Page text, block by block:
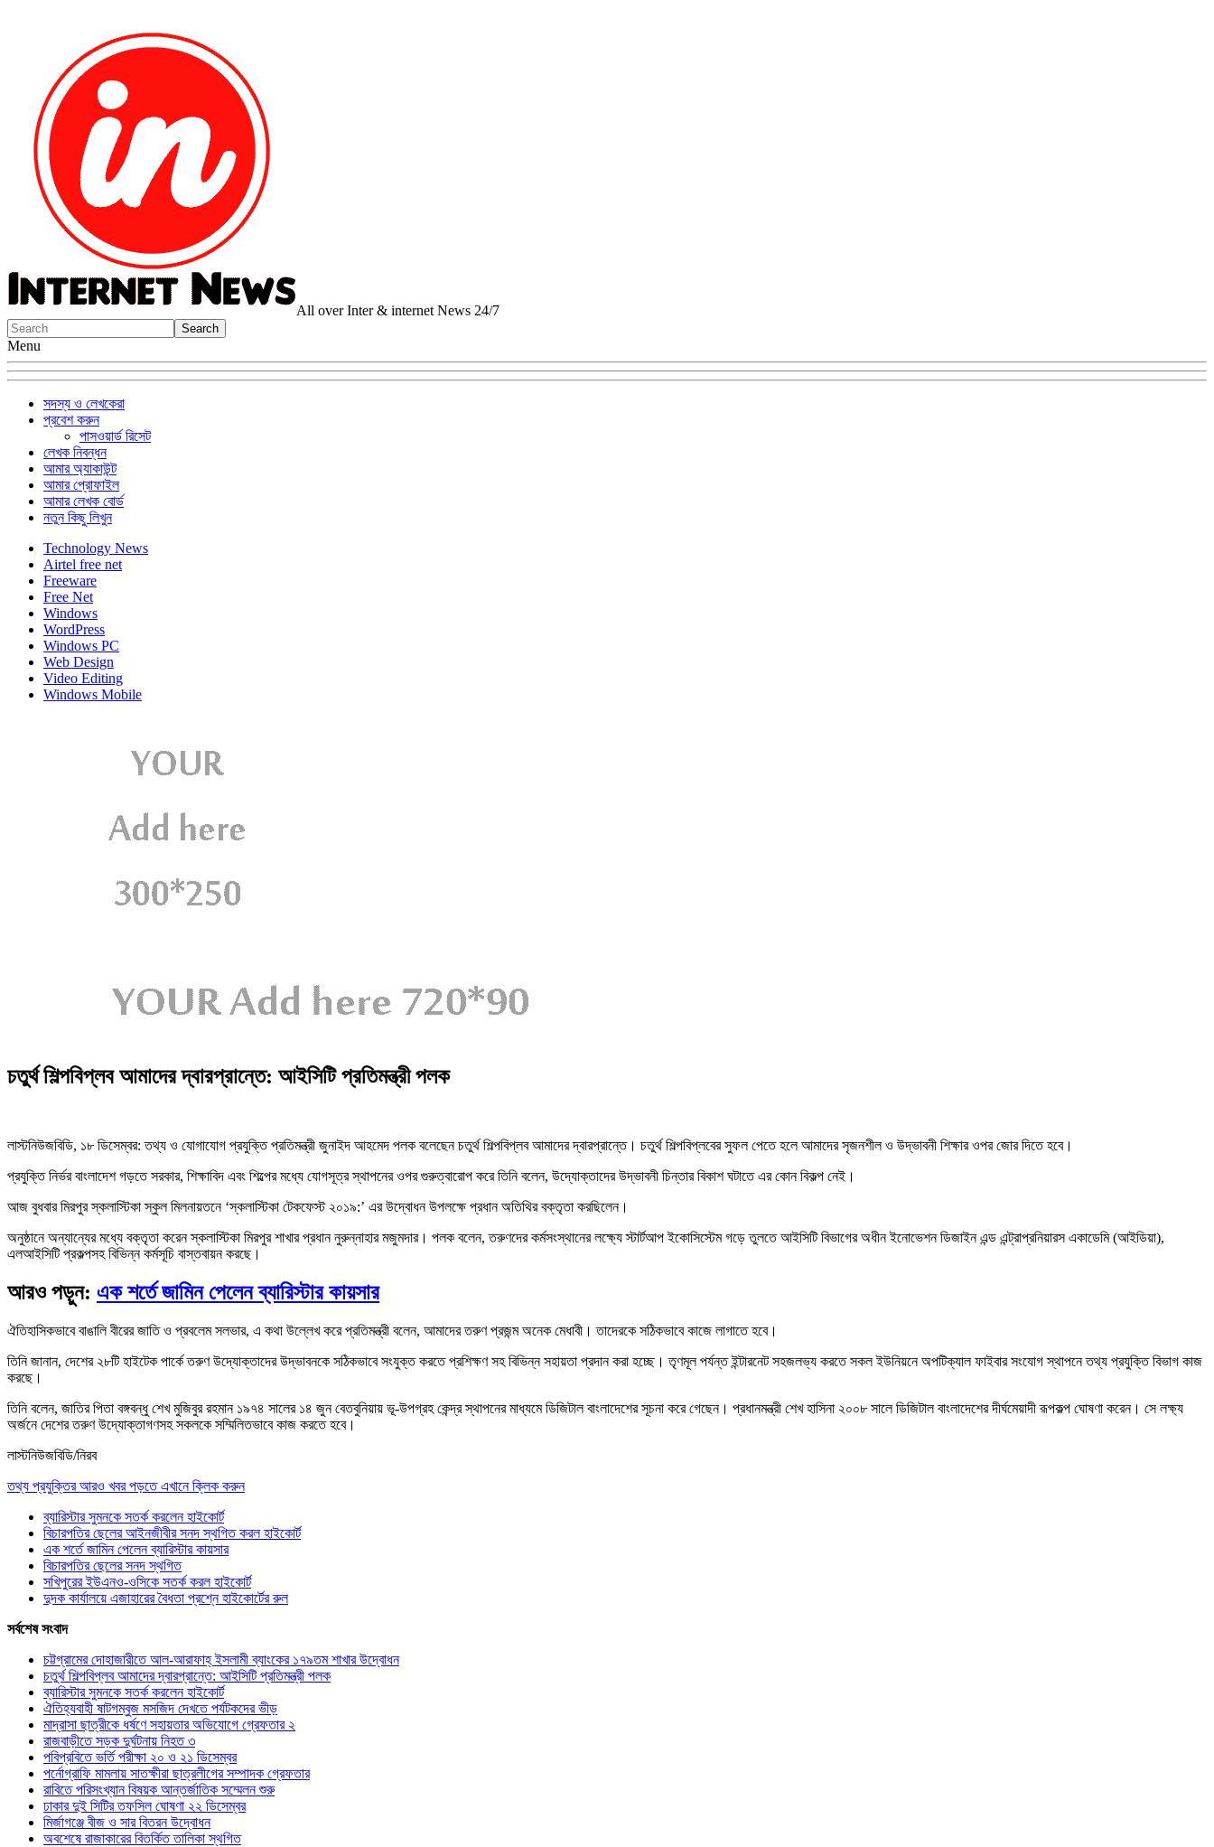
All over Inter & internet News 24/7
Menu
সদস্য ও লেখকেরা
প্রবেশ করুন
পাসওয়ার্ড রিসেট
লেখক নিবন্ধন
আমার অ্যাকাউন্ট
আমার প্রোফাইল
আমার লেখক বোর্ড
নতুন কিছু লিখুন
Technology News
Airtel free net
Freeware
Free Net
Windows
WordPress
Windows PC
Web Design
Video Editing
Windows Mobile
চতুর্থ শিল্পবিপ্লব আমাদের দ্বারপ্রান্তে: আইসিটি প্রতিমন্ত্রী পলক
লাস্টনিউজবিডি, ১৮ ডিসেম্বর: তথ্য ও যোগাযোগ প্রযুক্তি প্রতিমন্ত্রী জুনাইদ আহমেদ পলক বলেছেন চতুর্থ শিল্পবিপ্লব আমাদের দ্বারপ্রান্তে। চতুর্থ শিল্পবিপ্লবের সুফল পেতে হলে আমাদের সৃজনশীল ও উদ্ভাবনী শিক্ষার ওপর জোর দিতে হবে।
প্রযুক্তি নির্ভর বাংলাদেশ গড়তে সরকার, শিক্ষাবিদ এবং শিল্পের মধ্যে যোগসূত্র স্থাপনের ওপর গুরুত্বারোপ করে তিনি বলেন, উদ্যোক্তাদের উদ্ভাবনী চিন্তার বিকাশ ঘটাতে এর কোন বিকল্প নেই।
আজ বুধবার মিরপুর স্কলাস্টিকা স্কুল মিলনায়তনে ‘স্কলাস্টিকা টেকফেস্ট ২০১৯:’ এর উদ্বোধন উপলক্ষে প্রধান অতিথির বক্তৃতা করছিলেন।
অনুষ্ঠানে অন্যান্যের মধ্যে বক্তৃতা করেন স্কলাস্টিকা মিরপুর শাখার প্রধান নুরুন্নাহার মজুমদার। পলক বলেন, তরুণদের কর্মসংস্থানের লক্ষ্যে স্টার্টআপ ইকোসিস্টেম গড়ে তুলতে আইসিটি বিভাগের অধীন ইনোভেশন ডিজাইন এন্ড এন্ট্রাপ্রনিয়ারস একাডেমি (আইডিয়া),
এলআইসিটি প্রকল্পসহ বিভিন্ন কর্মসূচি বাস্তবায়ন করছে।
আরও পড়ুন: এক শর্তে জামিন পেলেন ব্যারিস্টার কায়সার
ঐতিহাসিকভাবে বাঙালি বীরের জাতি ও প্রবলেম সলভার, এ কথা উল্লেখ করে প্রতিমন্ত্রী বলেন, আমাদের তরুণ প্রজন্ম অনেক মেধাবী। তাদেরকে সঠিকভাবে কাজে লাগাতে হবে।
তিনি জানান, দেশের ২৮টি হাইটেক পার্কে তরুণ উদ্যোক্তাদের উদ্ভাবনকে সঠিকভাবে সংযুক্ত করতে প্রশিক্ষণ সহ বিভিন্ন সহায়তা প্রদান করা হচ্ছে। তৃণমূল পর্যন্ত ইন্টারনেট সহজলভ্য করতে সকল ইউনিয়নে অপটিক্যাল ফাইবার সংযোগ স্থাপনে তথ্য প্রযুক্তি বিভাগ কাজ
করছে।
তিনি বলেন, জাতির পিতা বঙ্গবন্ধু শেখ মুজিবুর রহমান ১৯৭৪ সালের ১৪ জুন বেতবুনিয়ায় ভূ-উপগ্রহ কেন্দ্র স্থাপনের মাধ্যমে ডিজিটাল বাংলাদেশের সূচনা করে গেছেন। প্রধানমন্ত্রী শেখ হাসিনা ২০০৮ সালে ডিজিটাল বাংলাদেশের দীর্ঘমেয়াদী রূপকল্প ঘোষণা করেন। সে লক্ষ্য
অর্জনে দেশের তরুণ উদ্যোক্তাগণসহ সকলকে সম্মিলিতভাবে কাজ করতে হবে।
লাস্টনিউজবিডি/নিরব
তথ্য প্রযুক্তির আরও খবর পড়তে এখানে ক্লিক করুন
ব্যারিস্টার সুমনকে সতর্ক করলেন হাইকোর্ট
বিচারপতির ছেলের আইনজীবীর সনদ স্থগিত করল হাইকোর্ট
এক শর্তে জামিন পেলেন ব্যারিস্টার কায়সার
বিচারপতির ছেলের সনদ স্থগিত
সখিপুরের ইউএনও-ওসিকে সতর্ক করল হাইকোর্ট
দুদক কার্যালয়ে এজাহারের বৈধতা প্রশ্নে হাইকোর্টের রুল
সর্বশেষ সংবাদ
চট্টগ্রামের দোহাজারীতে আল-আরাফাহ্ ইসলামী ব্যাংকের ১৭৯তম শাখার উদ্বোধন
চতুর্থ শিল্পবিপ্লব আমাদের দ্বারপ্রান্তে: আইসিটি প্রতিমন্ত্রী পলক
ব্যারিস্টার সুমনকে সতর্ক করলেন হাইকোর্ট
ঐতিহ্যবাহী ষাটগম্বুজ মসজিদ দেখতে পর্যটকদের ভীড়
মাদ্রাসা ছাত্রীকে ধর্ষণে সহায়তার অভিযোগে গ্রেফতার ২
রাজবাড়ীতে সড়ক দুর্ঘটনায় নিহত ৩
পবিপ্রবিতে ভর্তি পরীক্ষা ২০ ও ২১ ডিসেম্বর
পর্নোগ্রাফি মামলায় সাতক্ষীরা ছাত্রলীগের সম্পাদক গ্রেফতার
রাবিতে পরিসংখ্যান বিষয়ক আন্তর্জাতিক সম্মেলন শুরু
ঢাকার দুই সিটির তফসিল ঘোষণা ২২ ডিসেম্বর
মির্জাগঞ্জে বীজ ও সার বিতরন উদ্বোধন
অবশেষে রাজাকারের বিতর্কিত তালিকা স্থগিত